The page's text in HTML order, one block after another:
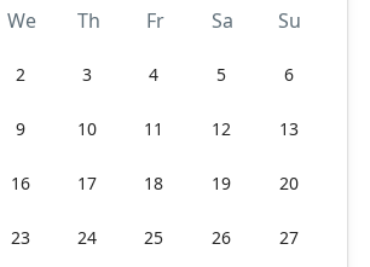
We Th Fr Sa Su
2 3 4 5 6
9 10 11 12 13
16 17 18 19 20
23 24 25 26 27